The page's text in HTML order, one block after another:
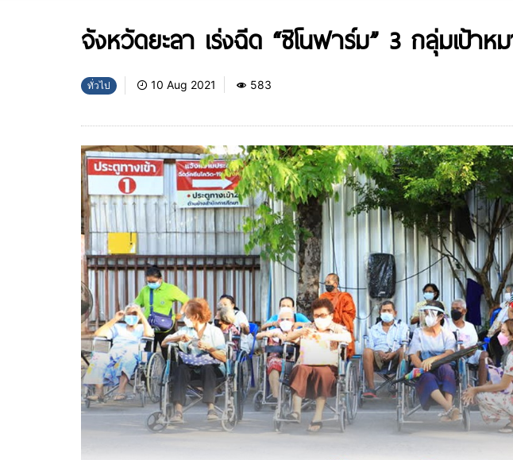
จังหวัดยะลา เร่งฉีด “ซิโนฟาร์ม” 3 กลุ่มเป้า
ทั่วไป 10 Aug 2021 583